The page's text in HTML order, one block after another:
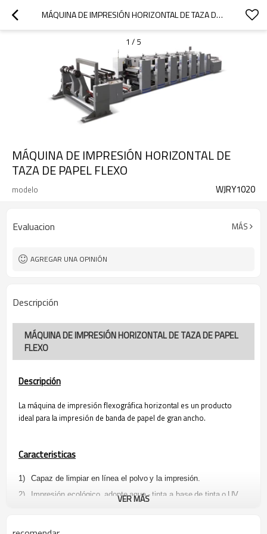
MÁQUINA DE IMPRESIÓN HORIZONTAL DE TAZA DE PAPEL FLEXO
1 / 5
MÁQUINA DE IMPRESIÓN HORIZONTAL DE
TAZA DE PAPEL FLEXO
modelo WJRY1020
Evaluacion MÁS
AGREGAR UNA OPINIÓN
Descripción
MÁQUINA DE IMPRESIÓN HORIZONTAL DE TAZA DE PAPEL
FLEXO
Descripción
La máquina de impresión flexográfica horizontal es un producto
ideal para la impresión de banda de papel de gran ancho.
Caracteristicas
1) Capaz de limpiar en línea el polvo y la impresión.
2)
Impresión ecológico, adopte agua - tinta a base de tinta o UV
VER MÁS